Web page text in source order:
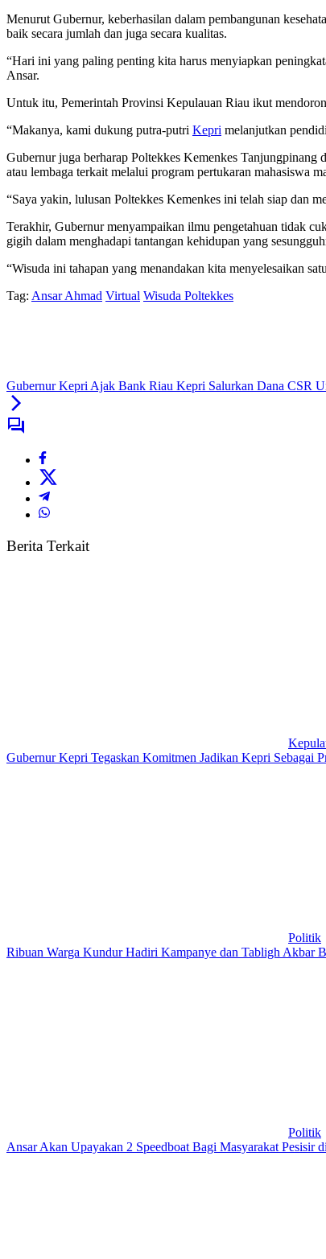
Menurut Gubernur, keberhasilan dalam pembangunan
baik secara jumlah dan juga secara kualitas.
“Hari ini yang paling penting kita harus menyiapkan
Ansar.
Untuk itu, Pemerintah Provinsi Kepulauan Riau ikut
“Makanya, kami dukung putra-putri Kepri melanjutkan
Gubernur juga berharap Poltekkes Kemenkes Tanjungpinang
atau lembaga terkait melalui program pertukaran mahasiswa
“Saya yakin, lulusan Poltekkes Kemenkes ini telah siap dan
Terakhir, Gubernur menyampaikan ilmu pengetahuan tidak
gigih dalam menghadapi tantangan kehidupan yang
“Wisuda ini tahapan yang menandakan kita menyelesaikan
Tag: Ansar Ahmad Virtual Wisuda Poltekkes
Gubernur Kepri Ajak Bank Riau Kepri Salurkan Dana CSR
Berita Terkait
Gubernur Kepri Tegaskan Komitmen Jadikan Kepri Sebagai
Politik
Ribuan Warga Kundur Hadiri Kampanye dan Tabligh Akbar
Politik
Ansar Akan Upayakan 2 Speedboat Bagi Masyarakat Pesisir